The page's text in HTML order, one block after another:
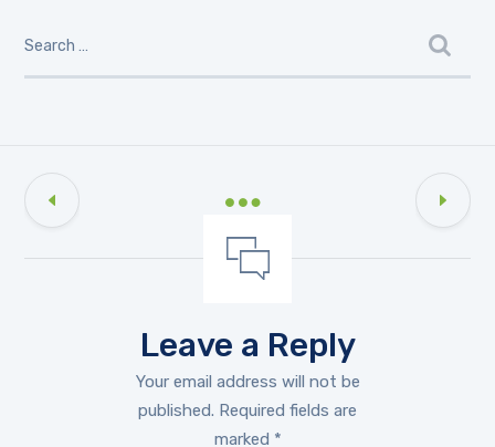
Leave a Reply
Your email address will not be
published. Required fields are
marked *